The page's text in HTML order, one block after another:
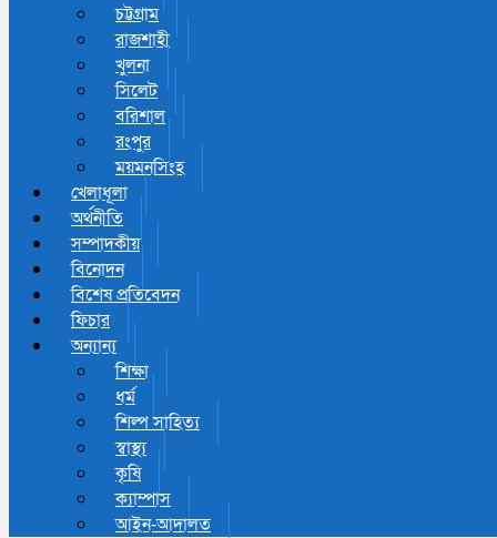
চট্টগ্রাম
রাজশাহী
খুলনা
সিলেট
বরিশাল
রংপুর
ময়মনসিংহ
খেলাধূলা
অর্থনীতি
সম্পাদকীয়
বিনোদন
বিশেষ প্রতিবেদন
ফিচার
অন্যান্য
শিক্ষা
ধর্ম
শিল্প সাহিত্য
স্বাস্থ্য
কৃষি
ক্যাম্পাস
আইন-আদালত